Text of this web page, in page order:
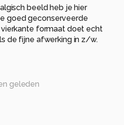
beeld heb je hier
goed geconserveerde
formaat doet echt
de fijne afwerking in z/w.
geleden